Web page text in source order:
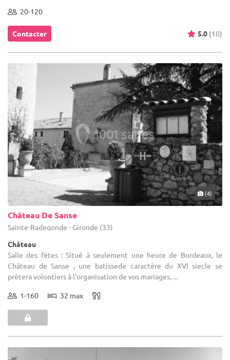
20-120
Contacter 5.0 (10)
(4)
Château De Sanse
Sainte-Radegonde - Gironde (33)
Château
Salle des fêtes : Situé à seulement une heure de Bordeaux, le
Château de Sanse , une batissede caractère du XVI siecle se
prêtera volontiers à l'organisation de vos mariages, ...
1-160 32 max